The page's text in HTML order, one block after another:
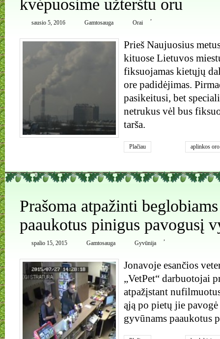
kvėpuosime užterštu oru
sausio 5, 2016 Gamtosauga
,
Orai
Prieš Naujuosius
kituose Lietuvos
fiksuojamas kietųjų
ore padidėjimas.
pasikeitusi, bet
netrukus vėl bus
tarša.
Plačiau aplinkos
0
Prašoma atpažinti
paaukotus pinigus pavogusį
spalio 15, 2015 Gamtosauga
,
Gyvūnija
Jonavoje esančios
„VetPet“ darbuotojai
atpažįstant
ąją po pietų jie
gyvūnams paaukotus